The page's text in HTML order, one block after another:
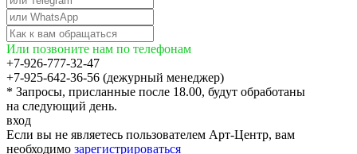
Или позвоните нам по телефонам
+7-926-777-32-47
+7-925-642-36-56 (дежурный менеджер)
* Запросы, присланные после 18.00, будут обработаны
на следующий день.
вход
Если вы не являетесь пользователем Арт-Центр, вам
необходимо зарегистрироваться